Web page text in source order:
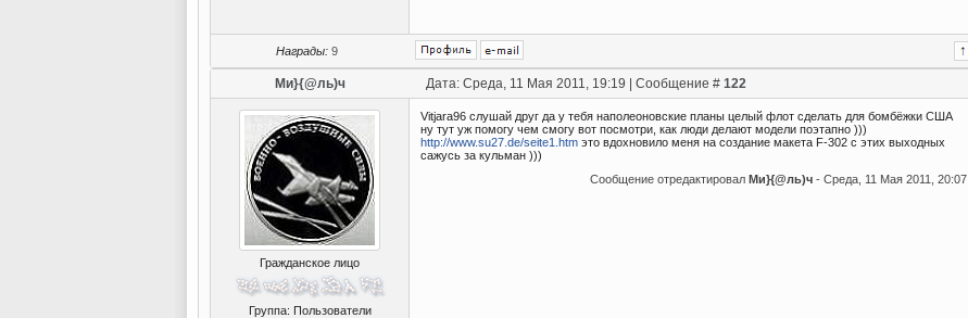
Награды: 9
Ми}{@ль)ч Дата: Среда, 11 Мая 2011, 19:19 | Сообщение # 122
Гражданское лицо
Группа: Пользователи
Vitjara96 слушай друг да у тебя наполеоновские планы целый флот сделать для бомбёжки США
ну тут уж помогу чем смогу вот посмотри, как люди делают модели поэтапно )))
http://www.su27.de/seite1.htm это вдохновило меня на создание макета F-302 с этих выходных
сажусь за кульман )))
Сообщение отредактировал Ми}{@ль)ч - Среда, 11 Мая 2011, 20:07